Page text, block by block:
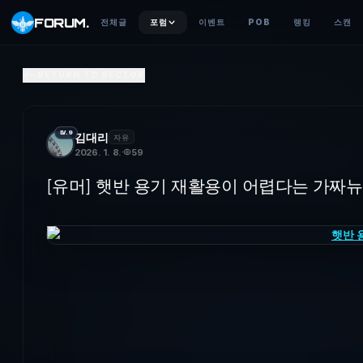
FORUM. 전체글 포럼 이벤트 POB 랭킹 스캔
LV.9 김대리 자유
2026. 1. 8. 59
[유머] 햇반 용기 재활용이 어렵다는 가짜